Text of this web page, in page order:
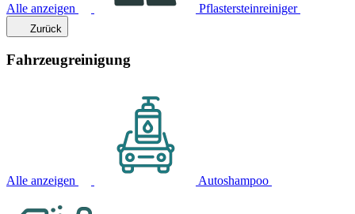
Alle anzeigen Pflastersteinreiniger
Zurück
Fahrzeugreinigung
Alle anzeigen Autoshampoo